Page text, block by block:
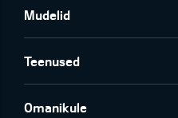
Mudelid
Teenused
Omanikule